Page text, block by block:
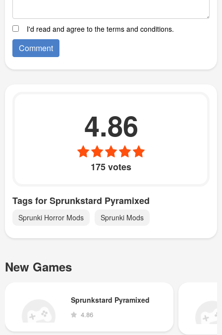
I'd read and agree to the terms and conditions.
4.86
175 votes
Tags for Sprunkstard Pyramixed
Sprunki Horror Mods Sprunki Mods
New Games
Sprunkstard Pyramixed
4.86